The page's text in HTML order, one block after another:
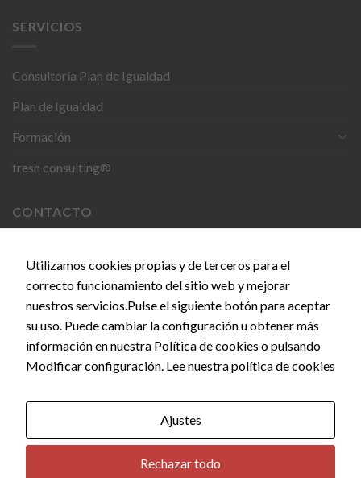
SERVICIOS
Consultoría Plan de Igualdad
Plan de Igualdad
Formación
fresh consulting®
CONTACTO
info@empiezaconsultora.es
Copyright 2026 © EMPIEZA CONSULTORA by
MARKETING
Utilizamos cookies propias y de terceros para el
correcto funcionamiento del sitio web y mejorar
nuestros servicios.Pulse el siguiente botón para aceptar
su uso. Puede cambiar la configuración u obtener más
información en nuestra Política de cookies o pulsando
Modificar configuración. Lee nuestra política de cookies
Ajustes
Rechazar todo